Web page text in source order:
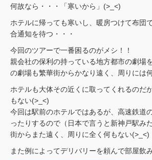
何故なら・・・「寒いから」(>_<)
ホテルに帰っても寒いし、暖房つけて布団
合通知を待つ・・・
今回のツアーで一番困るのがメシ！！
親会社の保利の持っている地方都市の劇場
の劇場も繁華街からかなり遠く、周りには
ホテルも大体その近くに取ってくれるのだ
もない(>_<)
今回は駅前のホテルではあるが、高速鉄道
ったりするので（日本で言うと新神戸駅み
街からまた遠く、周りに全く何もない(>_<)
また例によってデリバリーを頼んで部屋飲